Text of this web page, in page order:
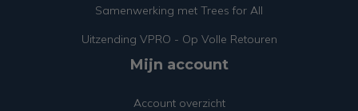
Samenwerking met Trees for All
Uitzending VPRO - Op Volle Retouren
Mijn account
Account overzicht